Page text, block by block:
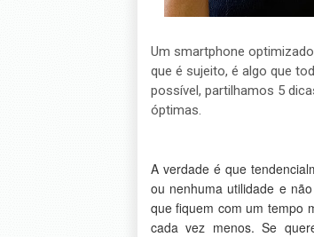
Um smartphone
que é sujeito, é algo que
possível, partilhamos 5
óptimas.
A verdade é que
ou nenhuma utilidade e
que fiquem com um tempo
cada vez menos. Se